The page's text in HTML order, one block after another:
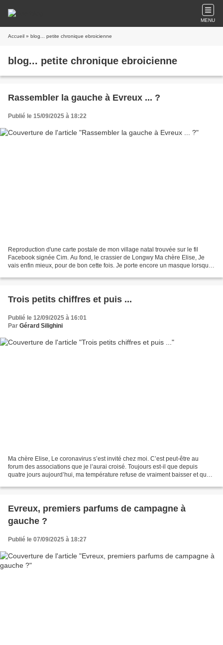
MENU
Accueil » blog... petite chronique ebroicienne
blog... petite chronique ebroicienne
Rassembler la gauche à Evreux ... ?
Publié le 15/09/2025 à 18:22
Reproduction d'une carte postale de mon village natal trouvée sur le fil
Facebook signée Cim. Au fond, le crassier de Longwy Ma chère Elise, Je
vais enfin mieux, pour de bon cette fois. Je porte encore un masque lorsque
Trois petits chiffres et puis ...
Publié le 12/09/2025 à 16:01
Par Gérard Silighini
Ma chère Elise, Le coronavirus s’est invité chez moi. C’est peut-être au
forum des associations que je l’aurai croisé. Toujours est-il que depuis
quatre jours aujourd’hui, ma température refuse de vraiment baisser et que
Evreux, premiers parfums de campagne à
gauche ?
Publié le 07/09/2025 à 18:27